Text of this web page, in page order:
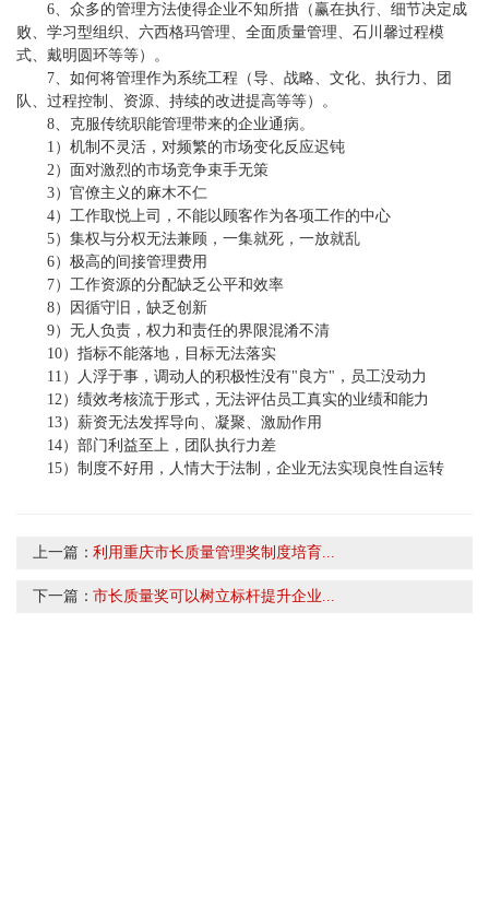
6、众多的管理方法使得企业不知所措（赢在执行、细节决定成
败、学习型组织、六西格玛管理、全面质量管理、石川馨过程模
式、戴明圆环等等）。
7、如何将管理作为系统工程（导、战略、文化、执行力、团
队、过程控制、资源、持续的改进提高等等）。
8、克服传统职能管理带来的企业通病。
1）机制不灵活，对频繁的市场变化反应迟钝
2）面对激烈的市场竞争束手无策
3）官僚主义的麻木不仁
4）工作取悦上司，不能以顾客作为各项工作的中心
5）集权与分权无法兼顾，一集就死，一放就乱
6）极高的间接管理费用
7）工作资源的分配缺乏公平和效率
8）因循守旧，缺乏创新
9）无人负责，权力和责任的界限混淆不清
10）指标不能落地，目标无法落实
11）人浮于事，调动人的积极性没有"良方"，员工没动力
12）绩效考核流于形式，无法评估员工真实的业绩和能力
13）薪资无法发挥导向、凝聚、激励作用
14）部门利益至上，团队执行力差
15）制度不好用，人情大于法制，企业无法实现良性自运转
上一篇：利用重庆市长质量管理奖制度培育...
下一篇：市长质量奖可以树立标杆提升企业...